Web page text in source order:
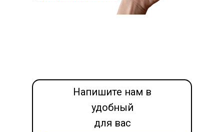
Напишите нам в
удобный
для вас